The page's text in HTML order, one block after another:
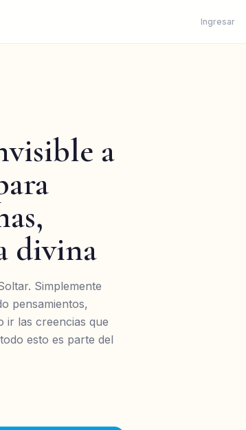
Ingresar
a
divina
Simplemente
pensamientos,
ir las creencias que
esto es parte del